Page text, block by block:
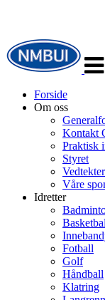
Forside
Om oss
Kontakt
Praktisk
Styret
Vedtekter
Våre
Idretter
Fotball
Golf
Håndball
Klatring